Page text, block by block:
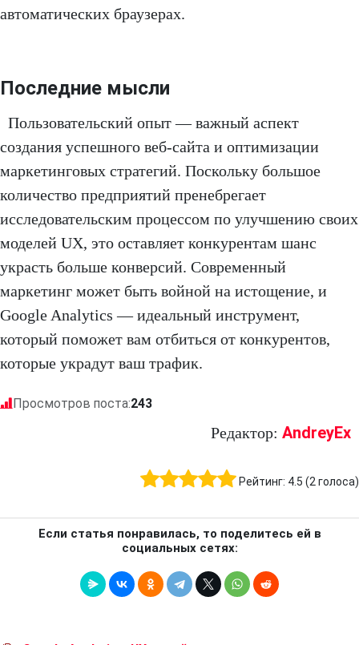
автоматических браузерах.
Последние мысли
Пользовательский опыт — важный аспект
создания успешного веб-сайта и оптимизации
маркетинговых стратегий. Поскольку большое
количество предприятий пренебрегает
исследовательским процессом по улучшению своих
моделей UX, это оставляет конкурентам шанс
украсть больше конверсий. Современный
маркетинг может быть войной на истощение, и
Google Analytics — идеальный инструмент,
который поможет вам отбиться от конкурентов,
которые украдут ваш трафик.
Просмотров поста:243
Редактор: AndreyEx
Рейтинг: 4.5 (2голоса)
Если статья понравилась, то поделитесь ей в
социальных сетях: